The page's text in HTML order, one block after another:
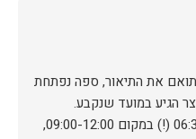
תואם את התיאור, ספה נפתחת
הגיע במועד שנקבע.
המובילים הגיעו מוקדם מהצפוי 06:30 (!) במקום 09:00-12:00,